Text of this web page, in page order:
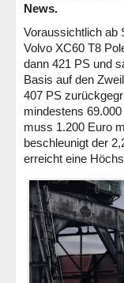
News.
Voraussichtlich ab
Volvo XC60 T8
dann 421 PS und
Basis auf den
407 PS
mindestens
muss 1.200 Euro
beschleunigt der
erreicht eine